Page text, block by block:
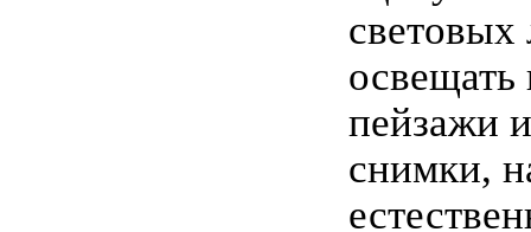
световых
освещать
пейзажи
снимки,